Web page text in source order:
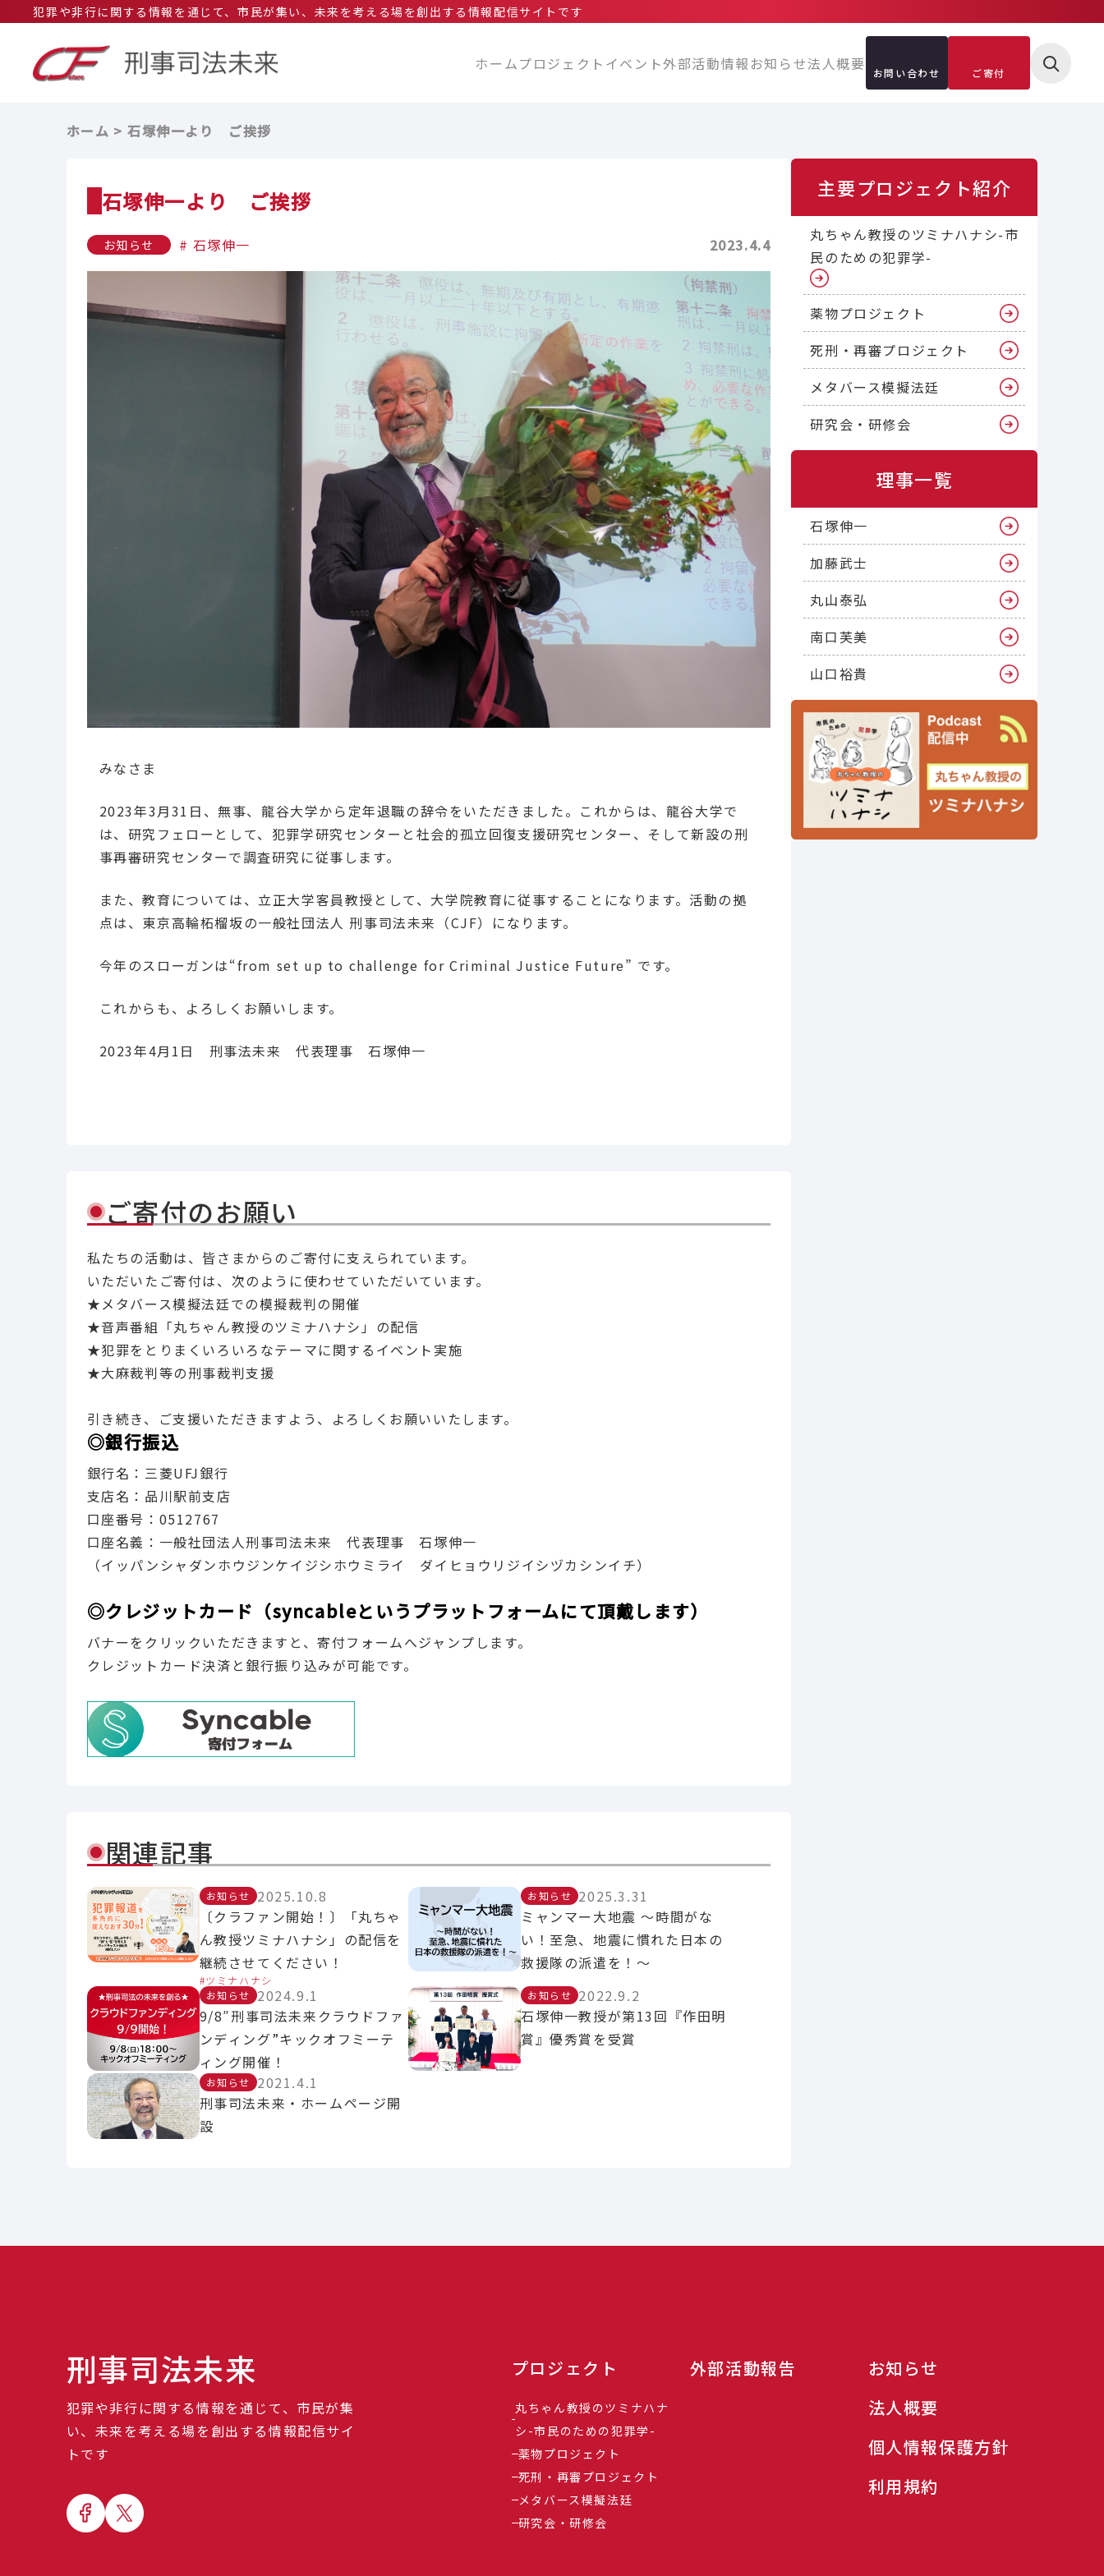
犯罪や非行に関する情報を通じて、市民が集い、未来を考える場を創出する情報配信サイトです
ホームプロジェクト イベント外部活動情報お知らせ法人概要 お問い合わせ ご寄付
ホーム 石塚伸一より ご挨拶
石塚伸一より ご挨拶
お知らせ 石塚伸一 2023.4.4
みなさま
2023年3月31日、無事、龍谷大学から定年退職の辞令をいただきました。これからは、龍谷大学で
は、研究フェローとして、犯罪学研究センターと社会的孤立回復支援研究センター、そして新設の刑
事再審研究センターで調査研究に従事します。
また、教育については、立正大学客員教授として、大学院教育に従事することになります。活動の拠
点は、東京高輪柘榴坂の一般社団法人 刑事司法未来（CJF）になります。
今年のスローガンは“from set up to challenge for Criminal Justice Future” です。
これからも、よろしくお願いします。
2023年4月1日 刑事法未来 代表理事 石塚伸一
ご寄付のお願い
私たちの活動は、皆さまからのご寄付に支えられています。
いただいたご寄付は、次のように使わせていただいています。
★メタバース模擬法廷での模擬裁判の開催
★音声番組「丸ちゃん教授のツミナハナシ」の配信
★犯罪をとりまくいろいろなテーマに関するイベント実施
★大麻裁判等の刑事裁判支援
引き続き、ご支援いただきますよう、よろしくお願いいたします。
◎銀行振込
銀行名：三菱UFJ銀行
支店名：品川駅前支店
口座番号：0512767
口座名義：一般社団法人刑事司法未来 代表理事 石塚伸一
（イッパンシャダンホウジンケイジシホウミライ ダイヒョウリジイシヅカシンイチ）
◎クレジットカード（syncableというプラットフォームにて頂戴します）
バナーをクリックいただきますと、寄付フォームへジャンプします。
クレジットカード決済と銀行振り込みが可能です。
関連記事
お知らせ
2025.10.8
〔クラファン開始！〕「丸ちゃ
ん教授ツミナハナシ」の配信を
継続させてください！
ツミナハナシ
お知らせ 2025.3.31
ミャンマー大地震 〜時間がな
い！至急、地震に慣れた日本の
救援隊の派遣を！〜
お知らせ
2024.9.1
9/8″刑事司法未来クラウドファ
ンディング”キックオフミーテ
ィング開催！
お知らせ 2022.9.2
石塚伸一教授が第13回『作田明
賞』優秀賞を受賞
お知らせ
2021.4.1
刑事司法未来・ホームページ開
設
主要プロジェクト紹介
丸ちゃん教授のツミナハナシ-市
民のための犯罪学-
薬物プロジェクト
死刑・再審プロジェクト
メタバース模擬法廷
研究会・研修会
理事一覧
石塚伸一
加藤武士
丸山泰弘
南口芙美
山口裕貴
刑事司法未来
犯罪や非行に関する情報を通じて、市民が集
い、未来を考える場を創出する情報配信サイ
トです
プロジェクト
丸ちゃん教授のツミナハナ
シ-市民のための犯罪学-
薬物プロジェクト
死刑・再審プロジェクト
メタバース模擬法廷
研究会・研修会
外部活動報告
お知らせ
法人概要
個人情報保護方針
利用規約